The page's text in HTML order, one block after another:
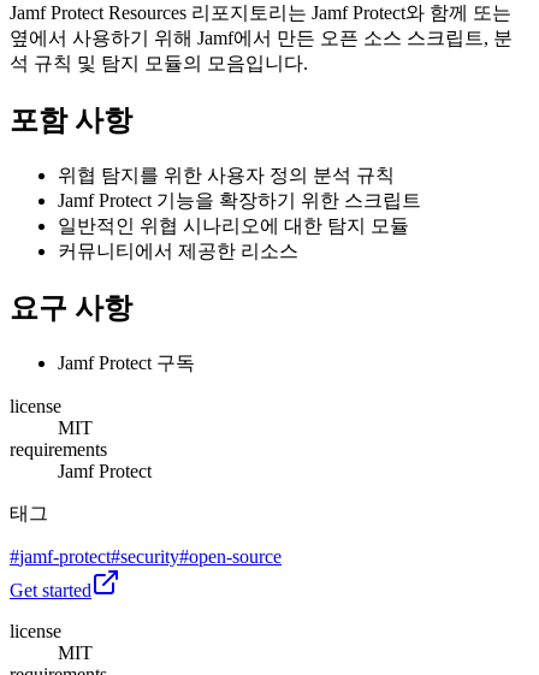
Jamf Protect Resources 리포지토리는 Jamf Protect와 함께 또는
옆에서 사용하기 위해 Jamf에서 만든 오픈 소스 스크립트, 분
석 규칙 및 탐지 모듈의 모음입니다.
포함 사항
위협 탐지를 위한 사용자 정의 분석 규칙
Jamf Protect 기능을 확장하기 위한 스크립트
일반적인 위협 시나리오에 대한 탐지 모듈
커뮤니티에서 제공한 리소스
요구 사항
Jamf Protect 구독
license
MIT
requirements
Jamf Protect
태그
#jamf-protect#security#open-source
Get started
license
MIT